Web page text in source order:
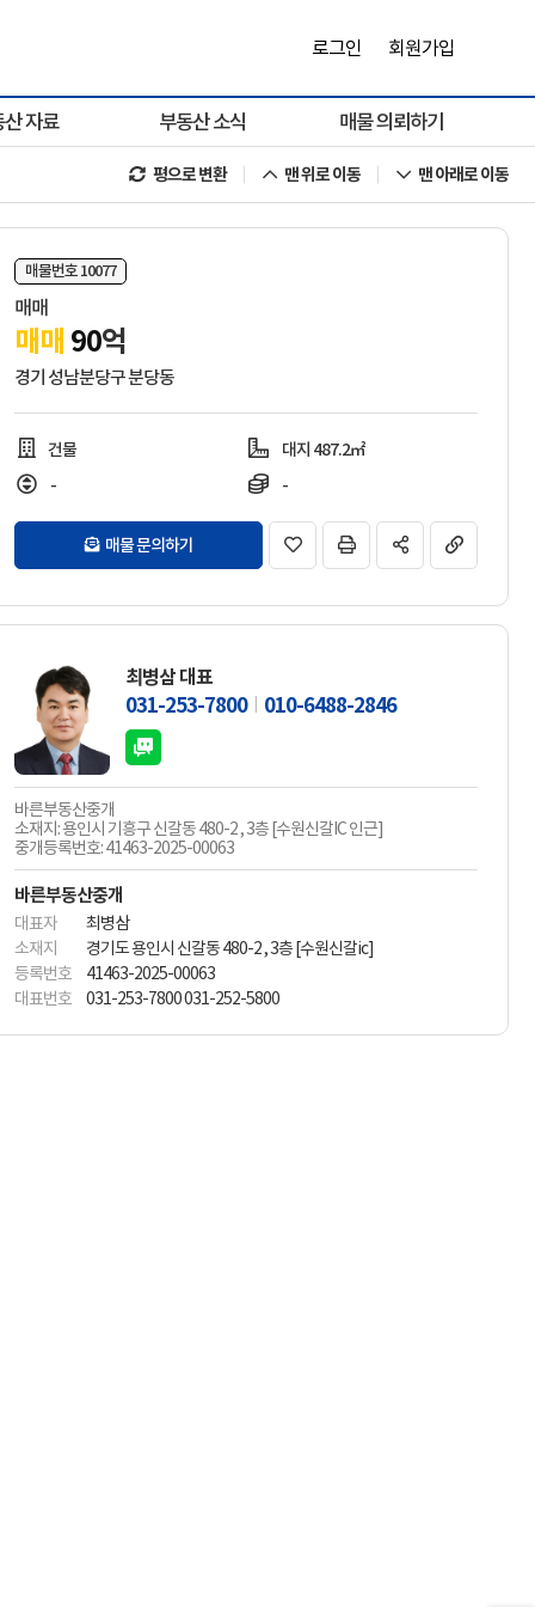
로그인 회원가입
자료 부동산 소식 매물 의뢰하기
평으로 변환 맨 위로 이동 맨 아래로 이동
매물번호 10077
매매
매매 90억
경기 성남분당구 분당동
건물
대지 487.2㎡
-
-
매물 문의하기
최병삼 대표
031-253-7800 010-6488-2846
바른부동산중개
소재지: 용인시 기흥구 신갈동 480-2 , 3층 [수원신갈IC 인근]
중개등록번호: 41463-2025-00063
바른부동산중개
대표자
최병삼
소재지
경기도 용인시 신갈동 480-2 , 3층 [수원신갈ic]
등록번호
41463-2025-00063
대표번호
031-253-7800 031-252-5800